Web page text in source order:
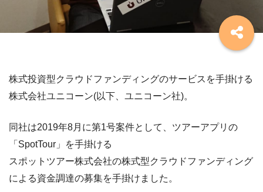
株式投資型クラウドファンディングのサービスを手掛ける
株式会社ユニコーン(以下、ユニコーン社)。
同社は2019年8月に第1号案件として、ツアーアプリの
「SpotTour」を手掛ける
スポットツアー株式会社の株式型クラウドファンディング
による資金調達の募集を手掛けました。